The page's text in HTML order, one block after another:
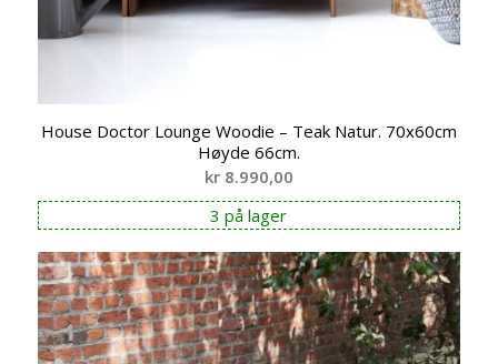
House Doctor Lounge Woodie – Teak Natur. 70x60cm
Høyde 66cm.
kr8.990,00
3 på lager